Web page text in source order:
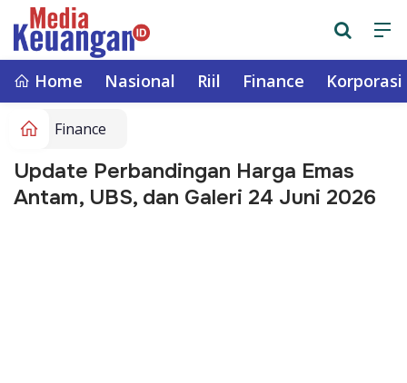
Home Nasional Riil Finance Korporasi
Finance
Update Perbandingan Harga Emas
Antam, UBS, dan Galeri 24 Juni 2026